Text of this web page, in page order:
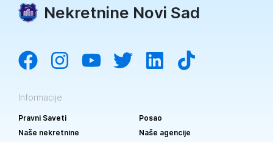
Nekretnine Novi Sad
Informacije
Pravni Saveti
Posao
Naše nekretnine
Naše agencije